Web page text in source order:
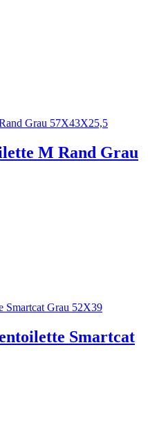
M Rand Grau
Smartcat